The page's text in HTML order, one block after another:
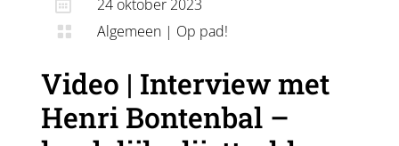
 24 oktober 2023
 Algemeen | Op pad!
Video | Interview met
Henri Bontenbal –